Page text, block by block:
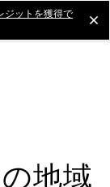
ジットを獲得で
地域